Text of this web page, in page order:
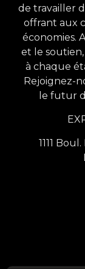
de travailler
offrant aux
économies.
et le
à chaque
Rejoignez-
le futur
1111